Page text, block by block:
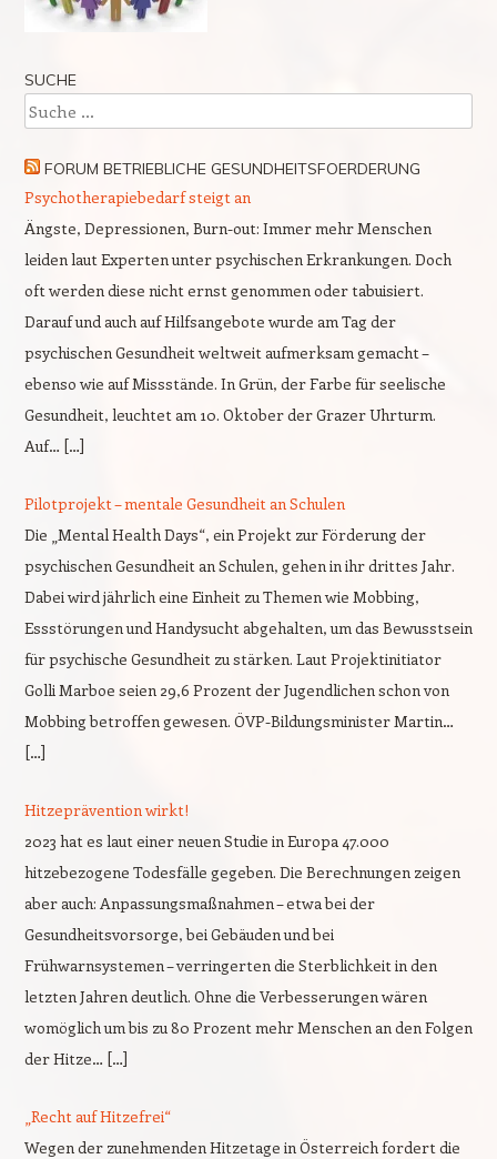
SUCHE
Suche
FORUM BETRIEBLICHE GESUNDHEITSFOERDERUNG
Psychotherapiebedarf steigt an
Ängste, Depressionen, Burn-out: Immer mehr Menschen
leiden laut Experten unter psychischen Erkrankungen. Doch
oft werden diese nicht ernst genommen oder tabuisiert.
Darauf und auch auf Hilfsangebote wurde am Tag der
psychischen Gesundheit weltweit aufmerksam gemacht –
ebenso wie auf Missstände. In Grün, der Farbe für seelische
Gesundheit, leuchtet am 10. Oktober der Grazer Uhrturm.
Auf… […]
Pilotprojekt – mentale Gesundheit an Schulen
Die „Mental Health Days“, ein Projekt zur Förderung der
psychischen Gesundheit an Schulen, gehen in ihr drittes Jahr.
Dabei wird jährlich eine Einheit zu Themen wie Mobbing,
Essstörungen und Handysucht abgehalten, um das Bewusstsein
für psychische Gesundheit zu stärken. Laut Projektinitiator
Golli Marboe seien 29,6 Prozent der Jugendlichen schon von
Mobbing betroffen gewesen. ÖVP-Bildungsminister Martin…
[…]
Hitzeprävention wirkt!
2023 hat es laut einer neuen Studie in Europa 47.000
hitzebezogene Todesfälle gegeben. Die Berechnungen zeigen
aber auch: Anpassungsmaßnahmen – etwa bei der
Gesundheitsvorsorge, bei Gebäuden und bei
Frühwarnsystemen – verringerten die Sterblichkeit in den
letzten Jahren deutlich. Ohne die Verbesserungen wären
womöglich um bis zu 80 Prozent mehr Menschen an den Folgen
der Hitze… […]
„Recht auf Hitzefrei“
Wegen der zunehmenden Hitzetage in Österreich fordert die